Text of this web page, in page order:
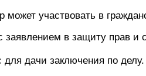
может участвовать в
заявлением в защиту прав и
для дачи заключения по делу.